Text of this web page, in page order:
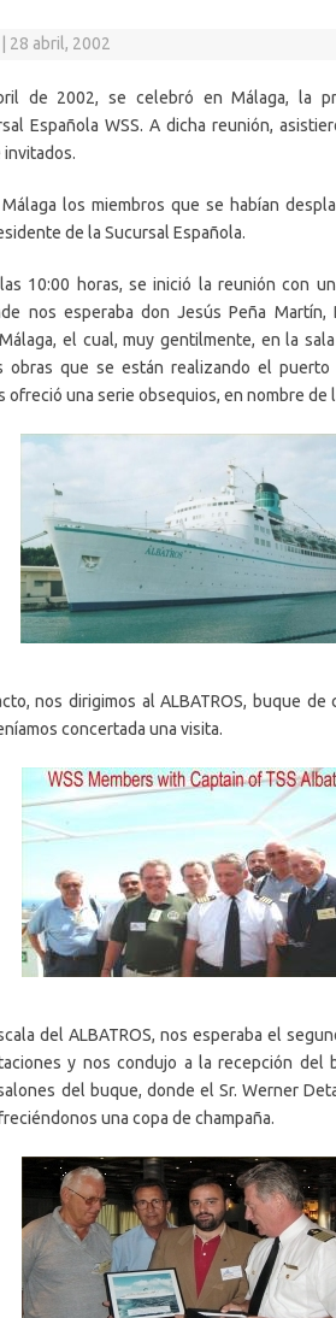
28 abril, 2002
de 2002, se celebró en Málaga, la
Española WSS. A dicha reunión,
invitados.
los miembros que se habían
de la Sucursal Española.
10:00 horas, se inició la reunión con
nos esperaba don Jesús Peña
el cual, muy gentilmente, en la
obras que se están realizando el
ofreció una serie obsequios, en nombre de
nos dirigimos al ALBATROS, buque
concertada una visita.
del ALBATROS, nos esperaba el
y nos condujo a la recepción del
del buque, donde el Sr. Werner
una copa de champaña.